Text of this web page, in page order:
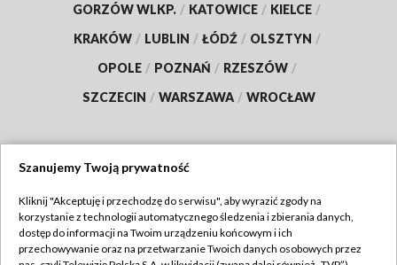
GORZÓW WLKP. / KATOWICE / KIELCE /
KRAKÓW / LUBLIN / ŁÓDŹ / OLSZTYN /
OPOLE / POZNAŃ / RZESZÓW /
SZCZECIN / WARSZAWA / WROCŁAW
TVP
Abonament TVP
Regulamin TVP
Szanujemy Twoją prywatność
Kliknij "Akceptuję i przechodzę do serwisu", aby wyrazić zgody na
korzystanie z technologii automatycznego śledzenia i zbierania danych,
dostęp do informacji na Twoim urządzeniu końcowym i ich
przechowywanie oraz na przetwarzanie Twoich danych osobowych przez